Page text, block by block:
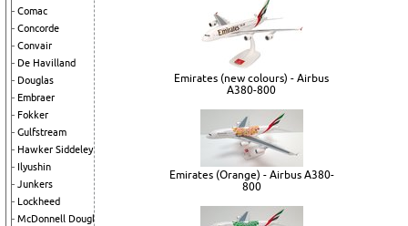
Comac
Concorde
Convair
De Havilland
Douglas
Embraer
Fokker
Gulfstream
Hawker Siddeley
Ilyushin
Junkers
Lockheed
McDonnell Douglas
Emirates (new colours) - Airbus
A380-800
Emirates (Orange) - Airbus A380-
800